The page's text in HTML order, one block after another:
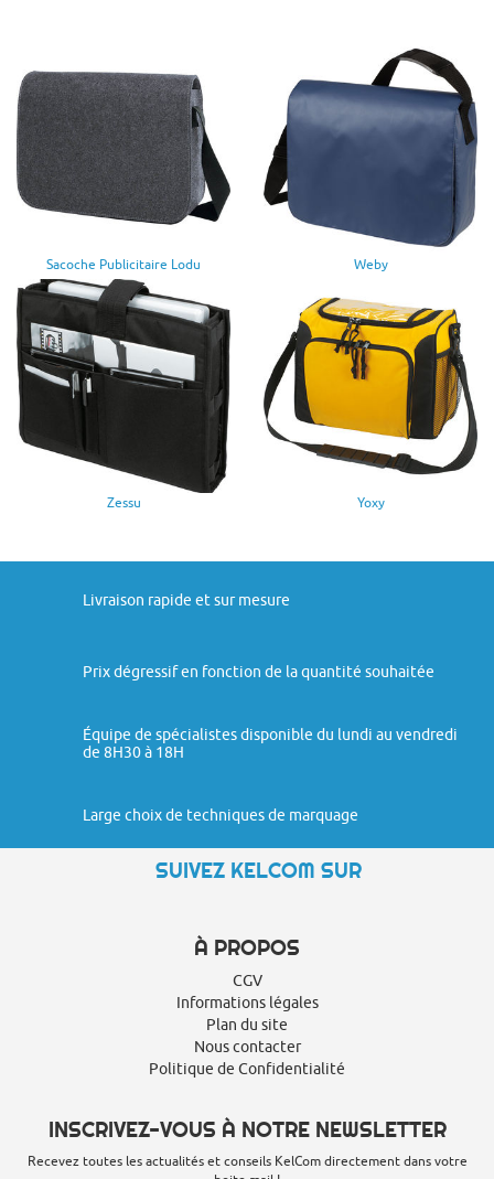
Sacoche Publicitaire Lodu Weby
Zessu Yoxy
Livraison rapide et sur mesure
Prix dégressif en fonction de la quantité souhaitée
Équipe de spécialistes disponible du lundi au vendredi
de 8H30 à 18H
Large choix de techniques de marquage
SUIVEZ KELCOM SUR
À PROPOS
CGV
Informations légales
Plan du site
Nous contacter
Politique de Confidentialité
INSCRIVEZ-VOUS À NOTRE NEWSLETTER
Recevez toutes les actualités et conseils KelCom directement dans votre